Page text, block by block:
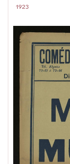
1923